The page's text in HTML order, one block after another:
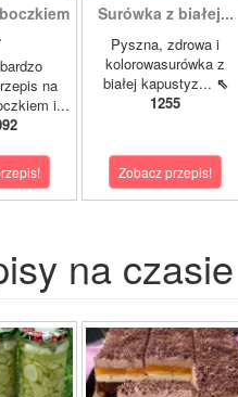
na
i...
Surówka z białej...
Pyszna, zdrowa i
kolorowasurówka z
białej kapustyz... ⇖
1255
Zobacz przepis!
na czasie